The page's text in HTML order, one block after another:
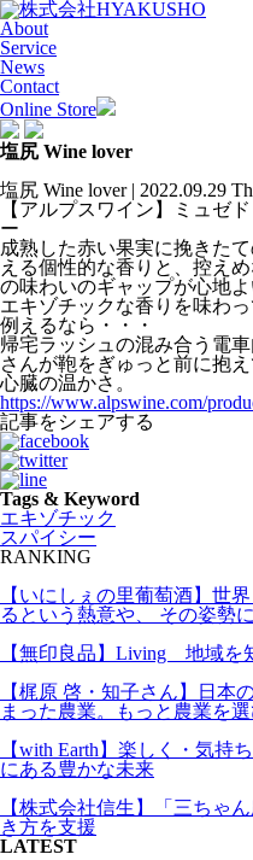
About
Service
News
Contact
Online Store
塩尻 Wine lover
塩尻 Wine lover | 2022.09.29
【アルプスワイン】ミュ
ー
成熟した赤い果実に挽きた
える個性的な香りと、控え
の味わいのギャップが心地よ
エキゾチックな香りを味わ
例えるなら・・・
帰宅ラッシュの混み合う電車
さんが鞄をぎゅっと前に抱
心臓の温かさ。
https://www.alpswine.com/
記事をシェアする
Tags & Keyword
エキゾチック
スパイシー
RANKING
【いにしぇの里葡萄酒】世
るという熱意や、 その姿勢
【無印良品】Living 地域を
【梶原 啓・知子さん】日本
まった農業。もっと農業を
【with Earth】楽しく・気持
にある豊かな未来
【株式会社信生】「三ちゃ
き方を支援
LATEST